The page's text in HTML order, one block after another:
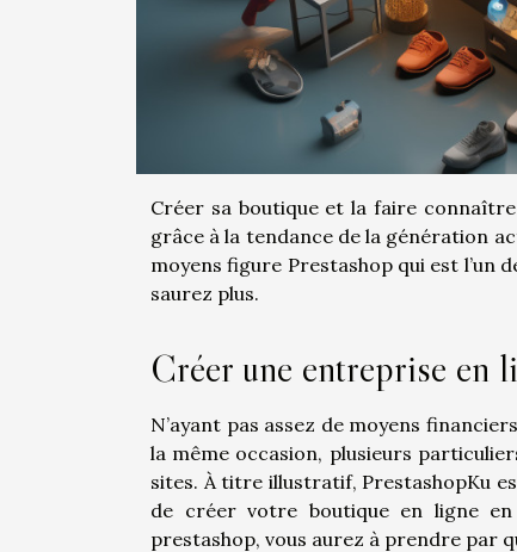
Créer sa boutique et la faire
grâce à la tendance de la génération
moyens figure Prestashop qui est l’un
saurez plus.
Créer une entreprise en
N’ayant pas assez de moyens
la même occasion, plusieurs
sites. À titre illustratif, PrestashopKu
de créer votre boutique en ligne
prestashop, vous aurez à prendre par